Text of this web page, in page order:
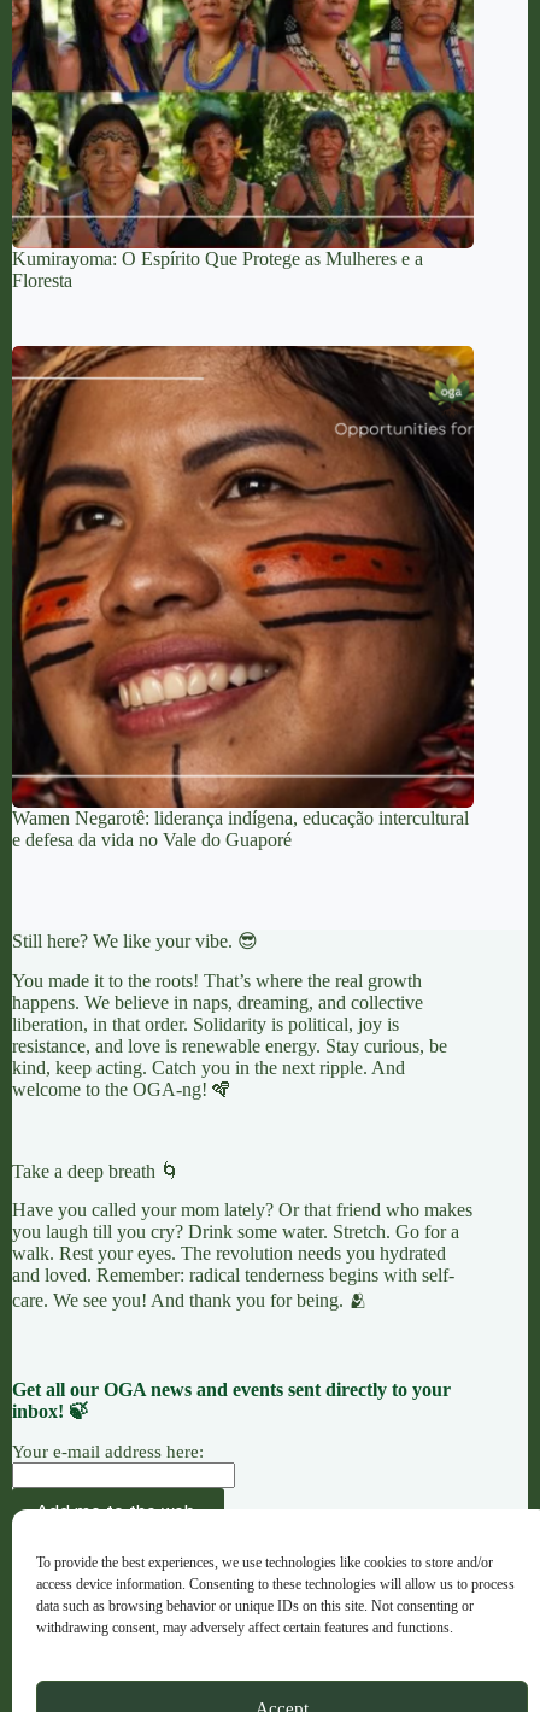
To provide the best experiences, we use technologies like cookies to store and/or
access device information. Consenting to these technologies will allow us to process
data such as browsing behavior or unique IDs on this site. Not consenting or
withdrawing consent, may adversely affect certain features and functions.
Accept
Kumirayoma: O Espírito Que Protege as Mulheres e a
Floresta
Wamen Negarotê: liderança indígena, educação intercultural
e defesa da vida no Vale do Guaporé
Still here? We like your vibe. 😎
You made it to the roots! That’s where the real growth
happens. We believe in naps, dreaming, and collective
liberation, in that order. Solidarity is political, joy is
resistance, and love is renewable energy. Stay curious, be
kind, keep acting. Catch you in the next ripple. And
welcome to the OGA-ng! 🪇
Take a deep breath 🌀
Have you called your mom lately? Or that friend who makes
you laugh till you cry? Drink some water. Stretch. Go for a
walk. Rest your eyes. The revolution needs you hydrated
and loved. Remember: radical tenderness begins with self-
care. We see you! And thank you for being. 🫂
Get all our OGA news and events sent directly to your
inbox! 🍃
Your e-mail address here:
OGA · Opportunities for Grassroots Action –
Português